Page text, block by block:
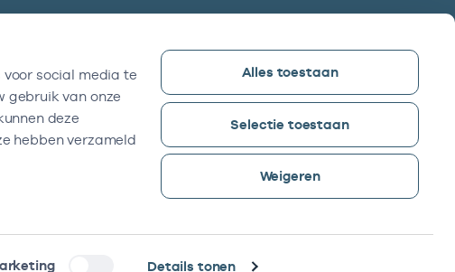
social media te
gebruik van onze
deze
hebben verzameld
Details tonen
Alles toestaan
Selectie toestaan
Weigeren
Vektis bezoekadres
Sparrenheuvel 18, Gebouw B,
3708 JE Zeist